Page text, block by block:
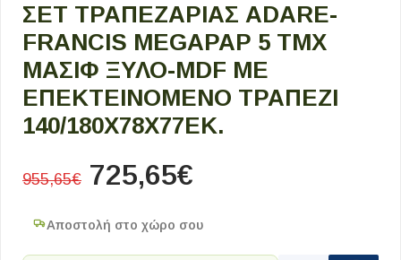
ΣΕΤ ΤΡΑΠΕΖΑΡΊΑΣ ADARE-
FRANCIS MEGAPAP 5 ΤΜΧ
ΜΑΣΊΦ ΞΎΛΟ-MDF ΜΕ
ΕΠΕΚΤΕΙΝΌΜΕΝΟ ΤΡΑΠΈΖΙ
140/180X78X77ΕΚ.
955,65€ 725,65€
Αποστολή στο χώρο σου